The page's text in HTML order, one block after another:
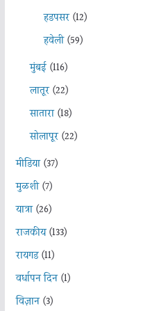
हडपसर(12)
हवेली(59)
मुंबई(116)
लातूर(22)
सातारा(18)
सोलापूर(22)
मीडिया(37)
मुळशी(7)
यात्रा(26)
राजकीय(133)
रायगड(11)
वर्धापन दिन(1)
विज्ञान(3)